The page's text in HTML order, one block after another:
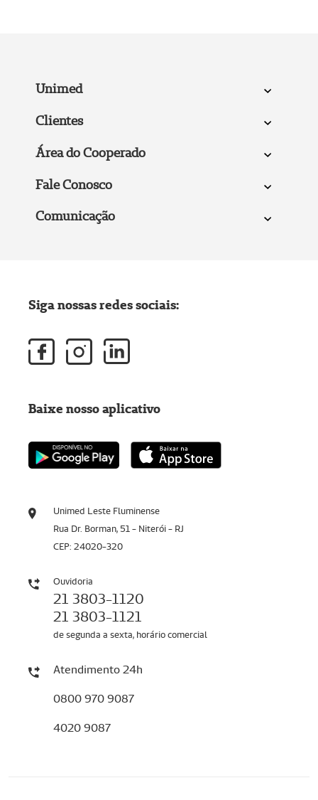
Unimed
Clientes
Área do Cooperado
Fale Conosco
Comunicação
Unimed Leste Fluminense
Rua Dr. Borman, 51 - Niterói - RJ
CEP: 24020-320
Ouvidoria
21 3803-1120
21 3803-1121
de segunda a sexta, horário comercial
Atendimento 24h
0800 970 9087
4020 9087
Siga nossas redes sociais:
Baixe nosso aplicativo